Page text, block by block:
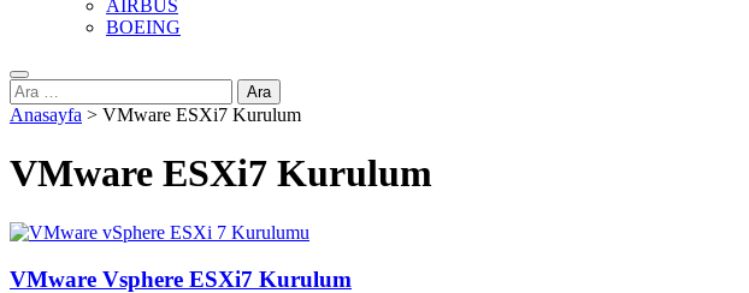
AIRBUS
BOEING
Arama:
Anasayfa > VMware ESXi7 Kurulum
VMware ESXi7 Kurulum
VMware Vsphere ESXi7 Kurulum